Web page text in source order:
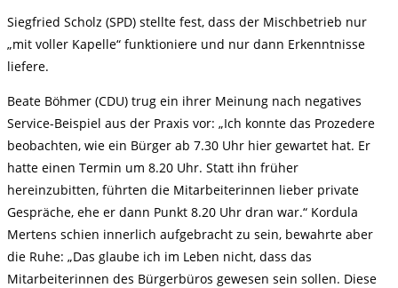
Siegfried Scholz (SPD) stellte fest, dass der Mischbetrieb nur
„mit voller Kapelle“ funktioniere und nur dann Erkenntnisse
liefere.
Beate Böhmer (CDU) trug ein ihrer Meinung nach negatives
Service-Beispiel aus der Praxis vor: „Ich konnte das Prozedere
beobachten, wie ein Bürger ab 7.30 Uhr hier gewartet hat. Er
hatte einen Termin um 8.20 Uhr. Statt ihn früher
hereinzubitten, führten die Mitarbeiterinnen lieber private
Gespräche, ehe er dann Punkt 8.20 Uhr dran war.“ Kordula
Mertens schien innerlich aufgebracht zu sein, bewahrte aber
die Ruhe: „Das glaube ich im Leben nicht, dass das
Mitarbeiterinnen des Bürgerbüros gewesen sein sollen. Diese